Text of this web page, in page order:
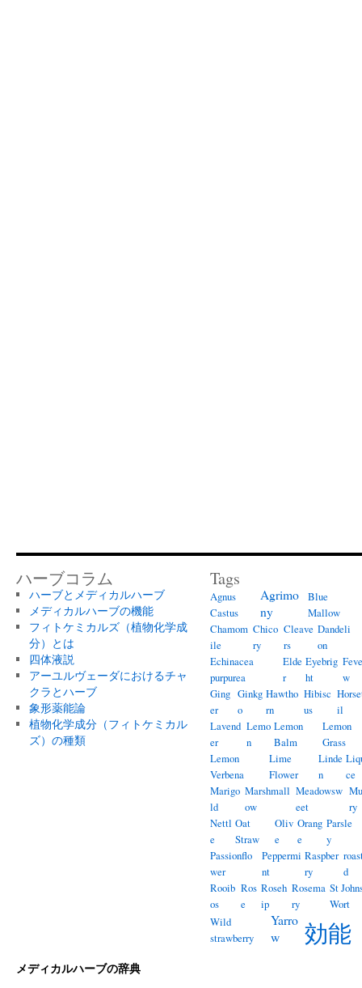
ハーブコラム
ハーブとメディカルハーブ
メディカルハーブの機能
フィトケミカルズ（植物化学成
分）とは
四体液説
アーユルヴェーダにおけるチャ
クラとハーブ
象形薬能論
植物化学成分（フィトケミカル
ズ）の種類
Tags
Agnus
Castus
Agrimo
ny
Blue
Mallow
Chamom
ile
Chico
ry
Cleave
rs
Dandeli
on
Echinacea
purpurea
Elde
r
Eyebrig
ht
w
Ging
er
Ginkg
o
Hawtho
rn
Hibisc
us
il
Lavend
er
Lemo
n
Lemon
Balm
Lemon
Grass
Lemon
Verbena
Lime
Flower
Linde
n
ce
Marigo
ld
Marshmall
ow
Meadowsw
eet
ry
Nettl
e
Oat
Straw
Oliv
e
Orang
e
Parsle
y
Passionflo
wer
Peppermi
nt
Raspber
ry
d
Rooib
os
Ros
e
Roseh
ip
Rosema
ry
St
Wort
Wild
strawberry
Yarro
w
効能
メディカルハーブの辞典